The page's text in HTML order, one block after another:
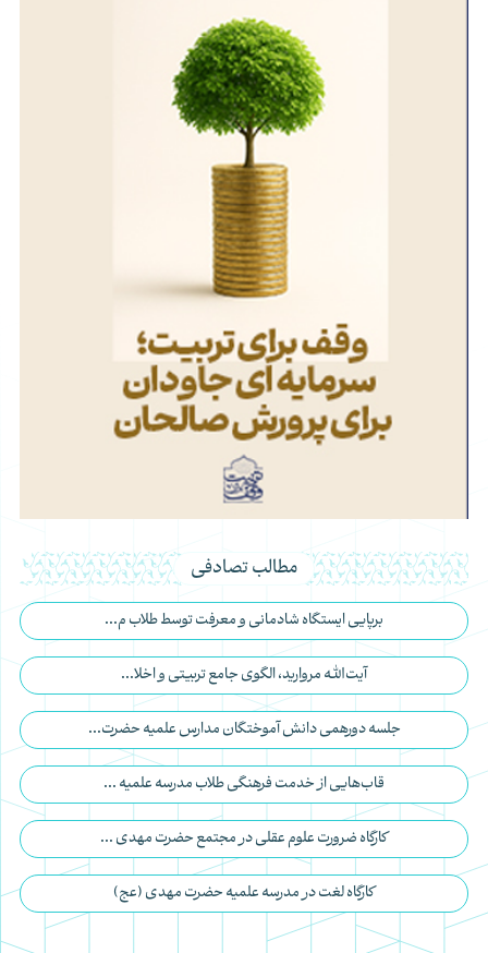
مطالب تصادفی
برپایی ایستگاه شادمانی و معرفت توسط طلاب م...
آیت‌الله مروارید، الگوی جامع تربیتی و اخلا...
جلسه دورهمی دانش آموختگان مدارس علمیه حضرت...
قاب‌‌هایی از خدمت فرهنگی طلاب مدرسه علمیه ...
کارگاه ضرورت علوم عقلی در مجتمع حضرت مهدی ...
کارگاه لغت در مدرسه علمیه حضرت مهدی (عج)